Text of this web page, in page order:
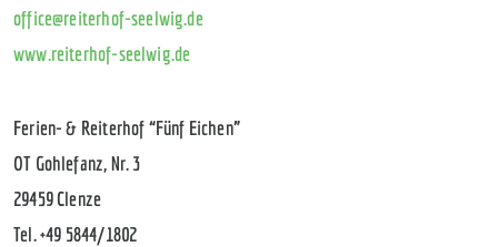
office@reiterhof-seelwig.de
www.reiterhof-seelwig.de
Ferien- & Reiterhof “Fünf Eichen”
OT Gohlefanz, Nr. 3
29459 Clenze
Tel. +49 5844/1802